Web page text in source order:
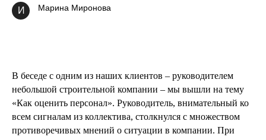
И Марина Миронова
В беседе с одним из наших клиентов – руководителем
небольшой строительной компании – мы вышли на тему
«Как оценить персонал». Руководитель, внимательный ко
всем сигналам из коллектива, столкнулся с множеством
противоречивых мнений о ситуации в компании. При